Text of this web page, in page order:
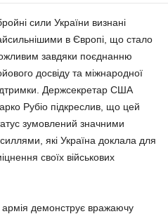
сили України визнані
в Європі, що стало
завдяки поєднанню
досвіду та міжнародної
Держсекретар США
Рубіо підкреслив, що цей
зумовлений значними
які Україна доклала для
своїх військових
армія демонструє вражаючу